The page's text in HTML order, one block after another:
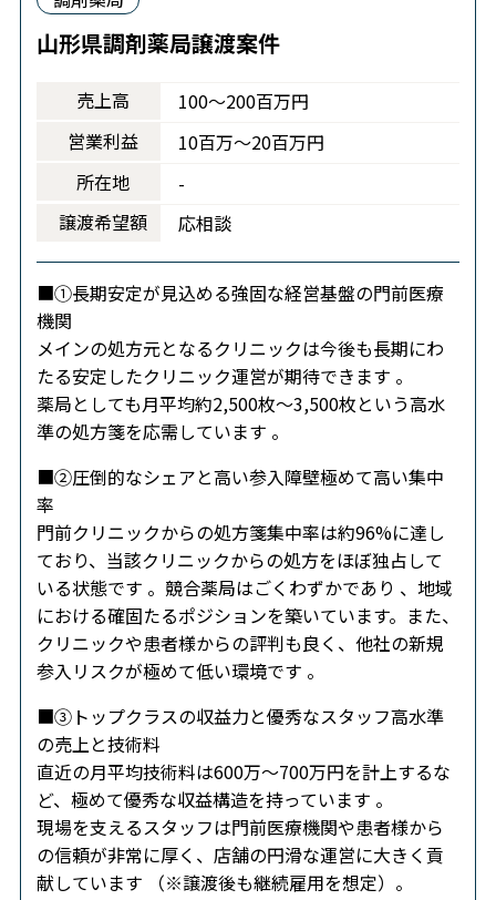
山形県調剤薬局譲渡案件
売上高
100～200百万円
営業利益
10百万～20百万円
所在地
-
譲渡希望額
応相談
■①長期安定が見込める強固な経営基盤の門前医療
機関
メインの処方元となるクリニックは今後も長期にわ
たる安定したクリニック運営が期待できます 。
薬局としても月平均約2,500枚～3,500枚という高水
準の処方箋を応需しています 。
■②圧倒的なシェアと高い参入障壁極めて高い集中
率
門前クリニックからの処方箋集中率は約96%に達し
ており、当該クリニックからの処方をほぼ独占して
いる状態です 。競合薬局はごくわずかであり 、地域
における確固たるポジションを築いています。また、
クリニックや患者様からの評判も良く、他社の新規
参入リスクが極めて低い環境です 。
■③トップクラスの収益力と優秀なスタッフ高水準
の売上と技術料
直近の月平均技術料は600万～700万円を計上するな
ど、極めて優秀な収益構造を持っています 。
現場を支えるスタッフは門前医療機関や患者様から
の信頼が非常に厚く、店舗の円滑な運営に大きく貢
献しています （※譲渡後も継続雇用を想定）。